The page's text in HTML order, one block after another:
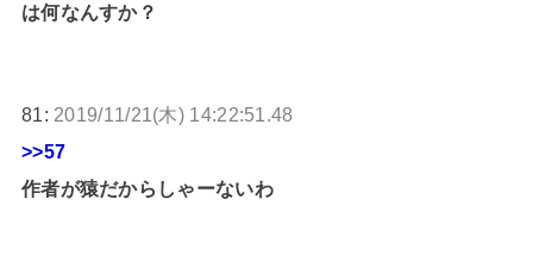
は何なんすか？
81: 2019/11/21(木) 14:22:51.48
>>57
作者が猿だからしゃーないわ